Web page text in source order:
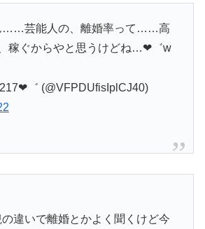
……芸能人の、離婚率って……高
稼ぐからやと思うけどね…❤゛w
゛ (@VFPDUfisIplCJ40)
違いで離婚とかよく聞くけど今